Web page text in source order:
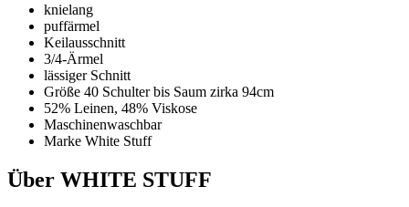
knielang
puffärmel
Keilausschnitt
3/4-Ärmel
lässiger Schnitt
Größe 40 Schulter bis Saum zirka 94cm
52% Leinen, 48% Viskose
Maschinenwaschbar
Marke White Stuff
Über WHITE STUFF